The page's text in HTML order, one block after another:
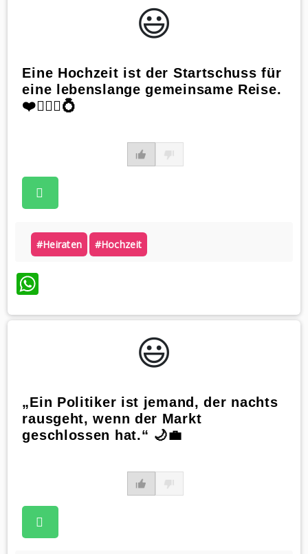
😃️
Eine Hochzeit ist der Startschuss für
eine lebenslange gemeinsame Reise.
❤️👰🏼‍♀️💍
#heiraten #hochzeit
WhatsApp
😃️
„Ein Politiker ist jemand, der nachts
rausgeht, wenn der Markt
geschlossen hat.“ 🌙💼